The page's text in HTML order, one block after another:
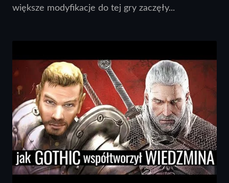
większe modyfikacje do tej gry zaczęły...